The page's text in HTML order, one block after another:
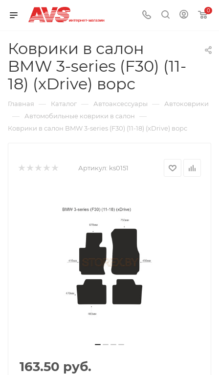
0
Коврики в салон
BMW 3-series (F30) (11-
18) (xDrive) ворс
Главная — Каталог — Автоаксессуары — Автоковрики
— Автомобильные коврики в салон —
Коврики в салон BMW 3-series (F30) (11-18) (xDrive) ворс
Артикул: ks0151
163.50 руб.